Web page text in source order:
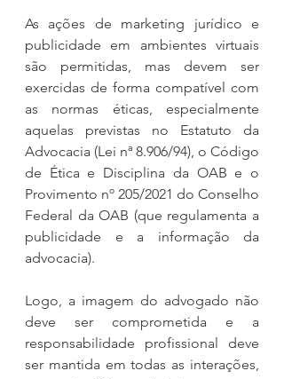
As ações de marketing jurídico e
publicidade em ambientes virtuais
são permitidas, mas devem ser
exercidas de forma compatível com
as normas éticas, especialmente
aquelas previstas no Estatuto da
Advocacia (Lei nª 8.906/94), o Código
de Ética e Disciplina da OAB e o
Provimento nº 205/2021 do Conselho
Federal da OAB (que regulamenta a
publicidade e a informação da
advocacia).
Logo, a imagem do advogado não
deve ser comprometida e a
responsabilidade profissional deve
ser mantida em todas as interações,